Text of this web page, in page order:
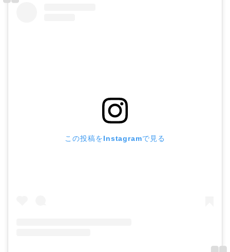
この投稿をInstagramで見る